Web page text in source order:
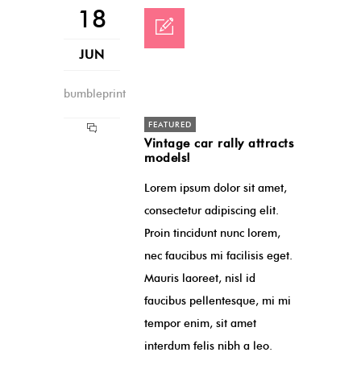
18
JUN
bumbleprint
FEATURED
Vintage car rally attracts
models!
Lorem ipsum dolor sit amet,
consectetur adipiscing elit.
Proin tincidunt nunc lorem,
nec faucibus mi facilisis eget.
Mauris laoreet, nisl id
faucibus pellentesque, mi mi
tempor enim, sit amet
interdum felis nibh a leo.